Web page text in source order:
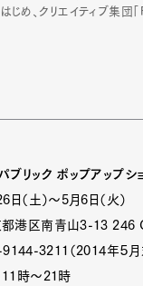
はじめ、クリエイティブ
ブリック ポップアップシ
日（土）～5月6日（火）
都港区南青山3-13 246
3211（2014年５月
11時～21時